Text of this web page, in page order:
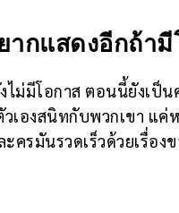
กแสดงอีกถ้ามี
ไม่มีโอกาส ตอนนี้ยังเป็
เองสนิทกับพวกเขา แ
รมันรวดเร็วด้วยเรื่องข